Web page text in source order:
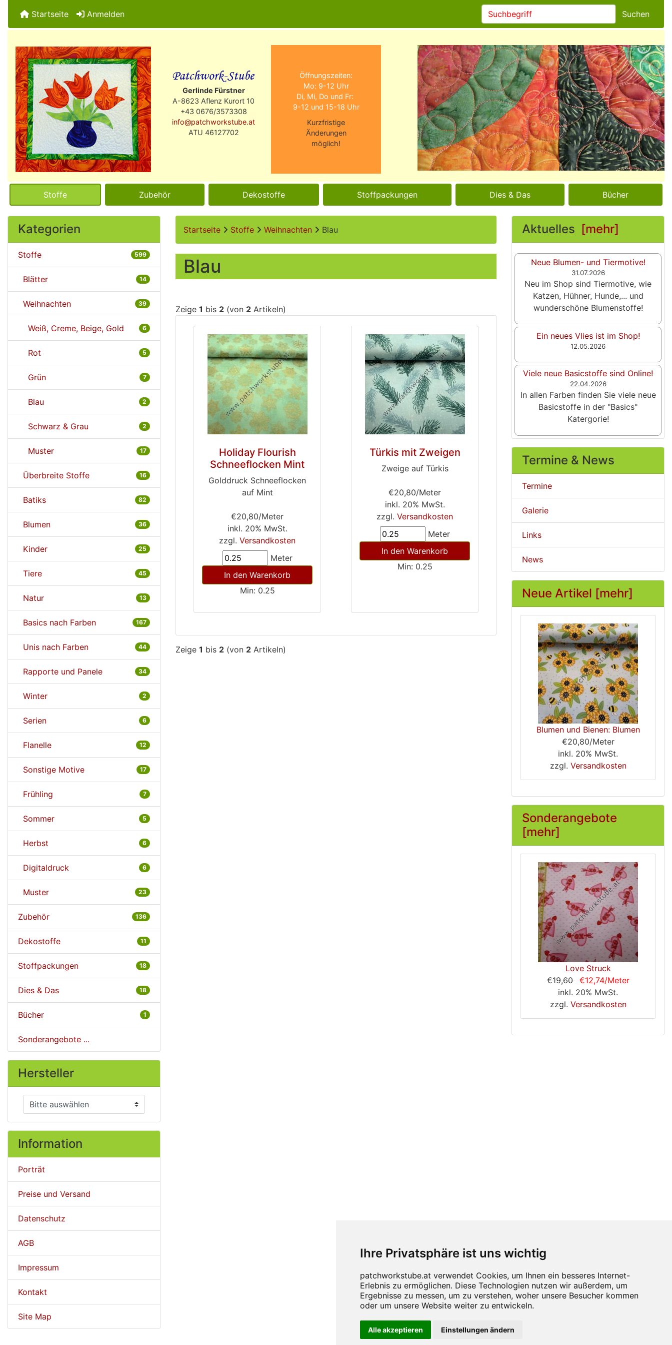
Ihre Privatsphäre ist uns wichtig
Alle akzeptieren Einstellungen ändern
Startseite Anmelden Suchen
Gerlinde Fürstner
A-8623 Aflenz Kurort 10
+43 0676/3573308
info@patchworkstube.at
ATU 46127702
Öffnungszeiten:
Mo: 9-12 Uhr
Di, Mi, Do und Fr:
9-12 und 15-18 Uhr
Kurzfristige
Änderungen
möglich!
Stoffe Zubehör Dekostoffe Stoffpackungen Dies & Das Bücher
Kategorien
Stoffe 599
Blätter 14
Weihnachten 39
Weiß, Creme, Beige, Gold 6
Rot 5
Grün 7
Blau 2
Schwarz & Grau 2
Muster 17
Überbreite Stoffe 16
Batiks 82
Blumen 36
Kinder 25
Tiere 45
Natur 13
Basics nach Farben 167
Unis nach Farben 44
Rapporte und Panele 34
Winter 2
Serien 6
Flanelle 12
Sonstige Motive 17
Frühling 7
Sommer 5
Herbst 6
Digitaldruck 6
Muster 23
Zubehör 136
Dekostoffe 11
Stoffpackungen 18
Dies & Das 18
Bücher 1
Sonderangebote ...
Hersteller
Bitte wählen Sie ...
Information
Porträt
Preise und Versand
Datenschutz
AGB
Impressum
Kontakt
Site Map
Startseite Stoffe Weihnachten Blau
Blau
Zeige 1 bis 2 (von 2 Artikeln)
Holiday Flourish
Schneeflocken Mint
Golddruck Schneeflocken
auf Mint
€20,80/Meter
inkl. 20% MwSt.
zzgl. Versandkosten
Meter
In den Warenkorb
Min: 0.25
Türkis mit Zweigen
Zweige auf Türkis
€20,80/Meter
inkl. 20% MwSt.
zzgl. Versandkosten
Meter
In den Warenkorb
Min: 0.25
Zeige 1 bis 2 (von 2 Artikeln)
Aktuelles [mehr]
Neue Blumen- und Tiermotive!
31.07.2026
Neu im Shop sind Tiermotive, wie
Katzen, Hühner, Hunde,... und
wunderschöne Blumenstoffe!
Ein neues Vlies ist im Shop!
12.05.2026
Viele neue Basicstoffe sind Online!
22.04.2026
In allen Farben finden Sie viele neue
Basicstoffe in der "Basics"
Katergorie!
Termine & News
Termine
Galerie
Links
News
Neue Artikel [mehr]
Blumen und Bienen: Blumen
€20,80/Meter
inkl. 20% MwSt.
zzgl. Versandkosten
Sonderangebote
[mehr]
Love Struck
€19,60 €12,74/Meter
inkl. 20% MwSt.
zzgl. Versandkosten